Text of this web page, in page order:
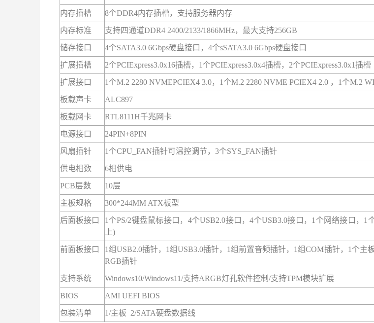
内存插槽 8个DDR4内存插槽，支持服务器内存
内存标准 支持四通道DDR4 2400/2133/1866MHz，最大支持256GB
储存接口 4个SATA3.0 6Gbps硬盘接口，4个sSATA3.0 6Gbps硬盘接口
扩展插槽 2个PCIExpress3.0x16插槽，1个PCIExpress3.0x4插槽，2个PCIExpress3.0x1插槽
扩展接口 1个M.2 2280 NVMEPCIEX4 3.0，1个M.2 2280 NVME PCIEX4 2.0 ，1个M.2
板载声卡 ALC897
板载网卡 RTL8111H千兆网卡
电源接口 24PIN+8PIN
风扇插针 1个CPU_FAN插针可温控调节，3个SYS_FAN插针
供电相数 6相供电
PCB层数 10层
主板规格 300*244MM ATX板型
后面板接口
1个PS/2键盘鼠标接口，4个USB2.0接口，4个USB3.0接口，1个网络接口，
上)
前面板接口
1组USB2.0插针，1组USB3.0插针，1组前置音频插针，1组COM插针，1个
RGB插针
支持系统 Windows10/Windows11/支持ARGB灯孔软件控制/支持TPM模块扩展
BIOS AMI UEFI BIOS
包装清单 1/主板 2/SATA硬盘数据线